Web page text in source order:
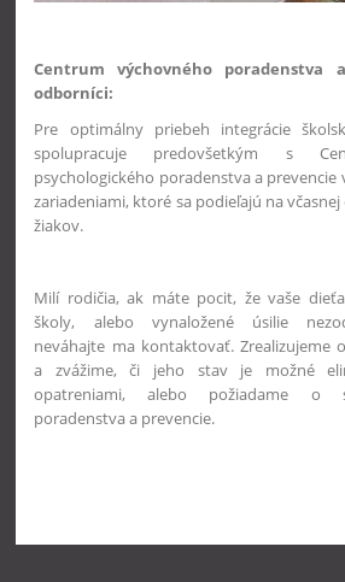
Centrum výchovného poradenstva
odborníci:
Pre optimálny priebeh integrácie
spolupracuje predovšetkým s
psychologického poradenstva a prevencie
zariadeniami, ktoré sa podieľajú na
žiakov.
Milí rodičia, ak máte pocit, že vaše
školy, alebo vynaložené úsilie
neváhajte ma kontaktovať. Zrealizujeme
a zvážime, či jeho stav je možné
opatreniami, alebo požiadame o
poradenstva a prevencie.